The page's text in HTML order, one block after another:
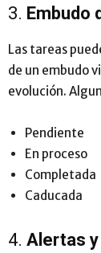
3. Embudo
Las tareas
de un embudo
evolución.
Pendiente
En proceso
Completada
Caducada
4. Alertas